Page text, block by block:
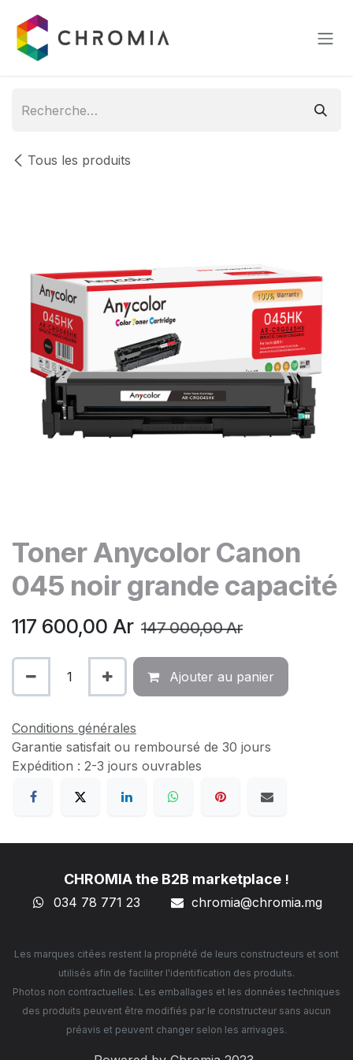
Tous les produits
Toner Anycolor Canon
045 noir grande capacité
117 600,00 Ar 147 000,00Ar
Ajouter au panier
Conditions générales
Garantie satisfait ou remboursé de 30 jours
Expédition : 2-3 jours ouvrables
CHROMIA the B2B marketplace !
034 78 771 23
chromia@chromia.mg
Les marques citées restent la propriété de leurs constructeurs et sont
utilisés afin de faciliter l'identification des produits.
Photos non contractuelles. Les emballages et les données techniques
des produits peuvent être modifiés par le constructeur sans aucun
préavis et peuvent changer selon les arrivages.